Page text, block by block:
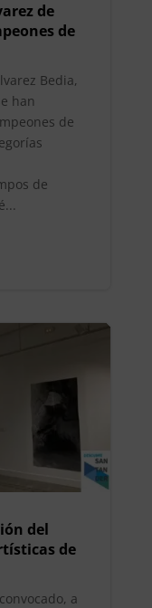
de
de
Bedia,
han
de
de
del
de
a